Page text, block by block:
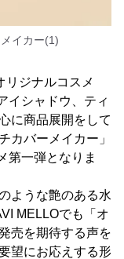
イカー(1)
リジナルコスメ
イシャドウ、ティ
に商品展開をして
カバーメイカー」
第一弾となりま
ような艶のある水
MELLOでも「オ
売を期待する声を
望にお応えする形